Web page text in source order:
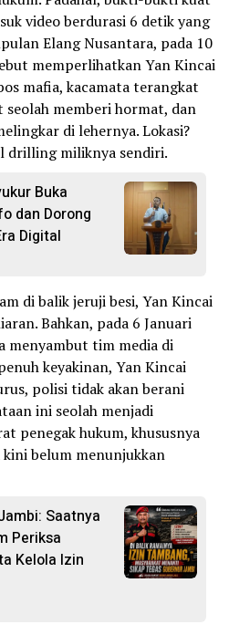
video berdurasi 6 detik yang
Elang Nusantara, pada 10
memperlihatkan Yan Kincai
mafia, kacamata terangkat
memberi hormat, dan
di lehernya. Lokasi?
drilling miliknya sendiri.
Buka
dan Dorong
Digital
di balik jeruji besi, Yan Kincai
Bahkan, pada 6 Januari
menyambut tim media di
keyakinan, Yan Kincai
polisi tidak akan berani
ini seolah menjadi
penegak hukum, khususnya
kini belum menunjukkan
Saatnya
Periksa
Kelola Izin